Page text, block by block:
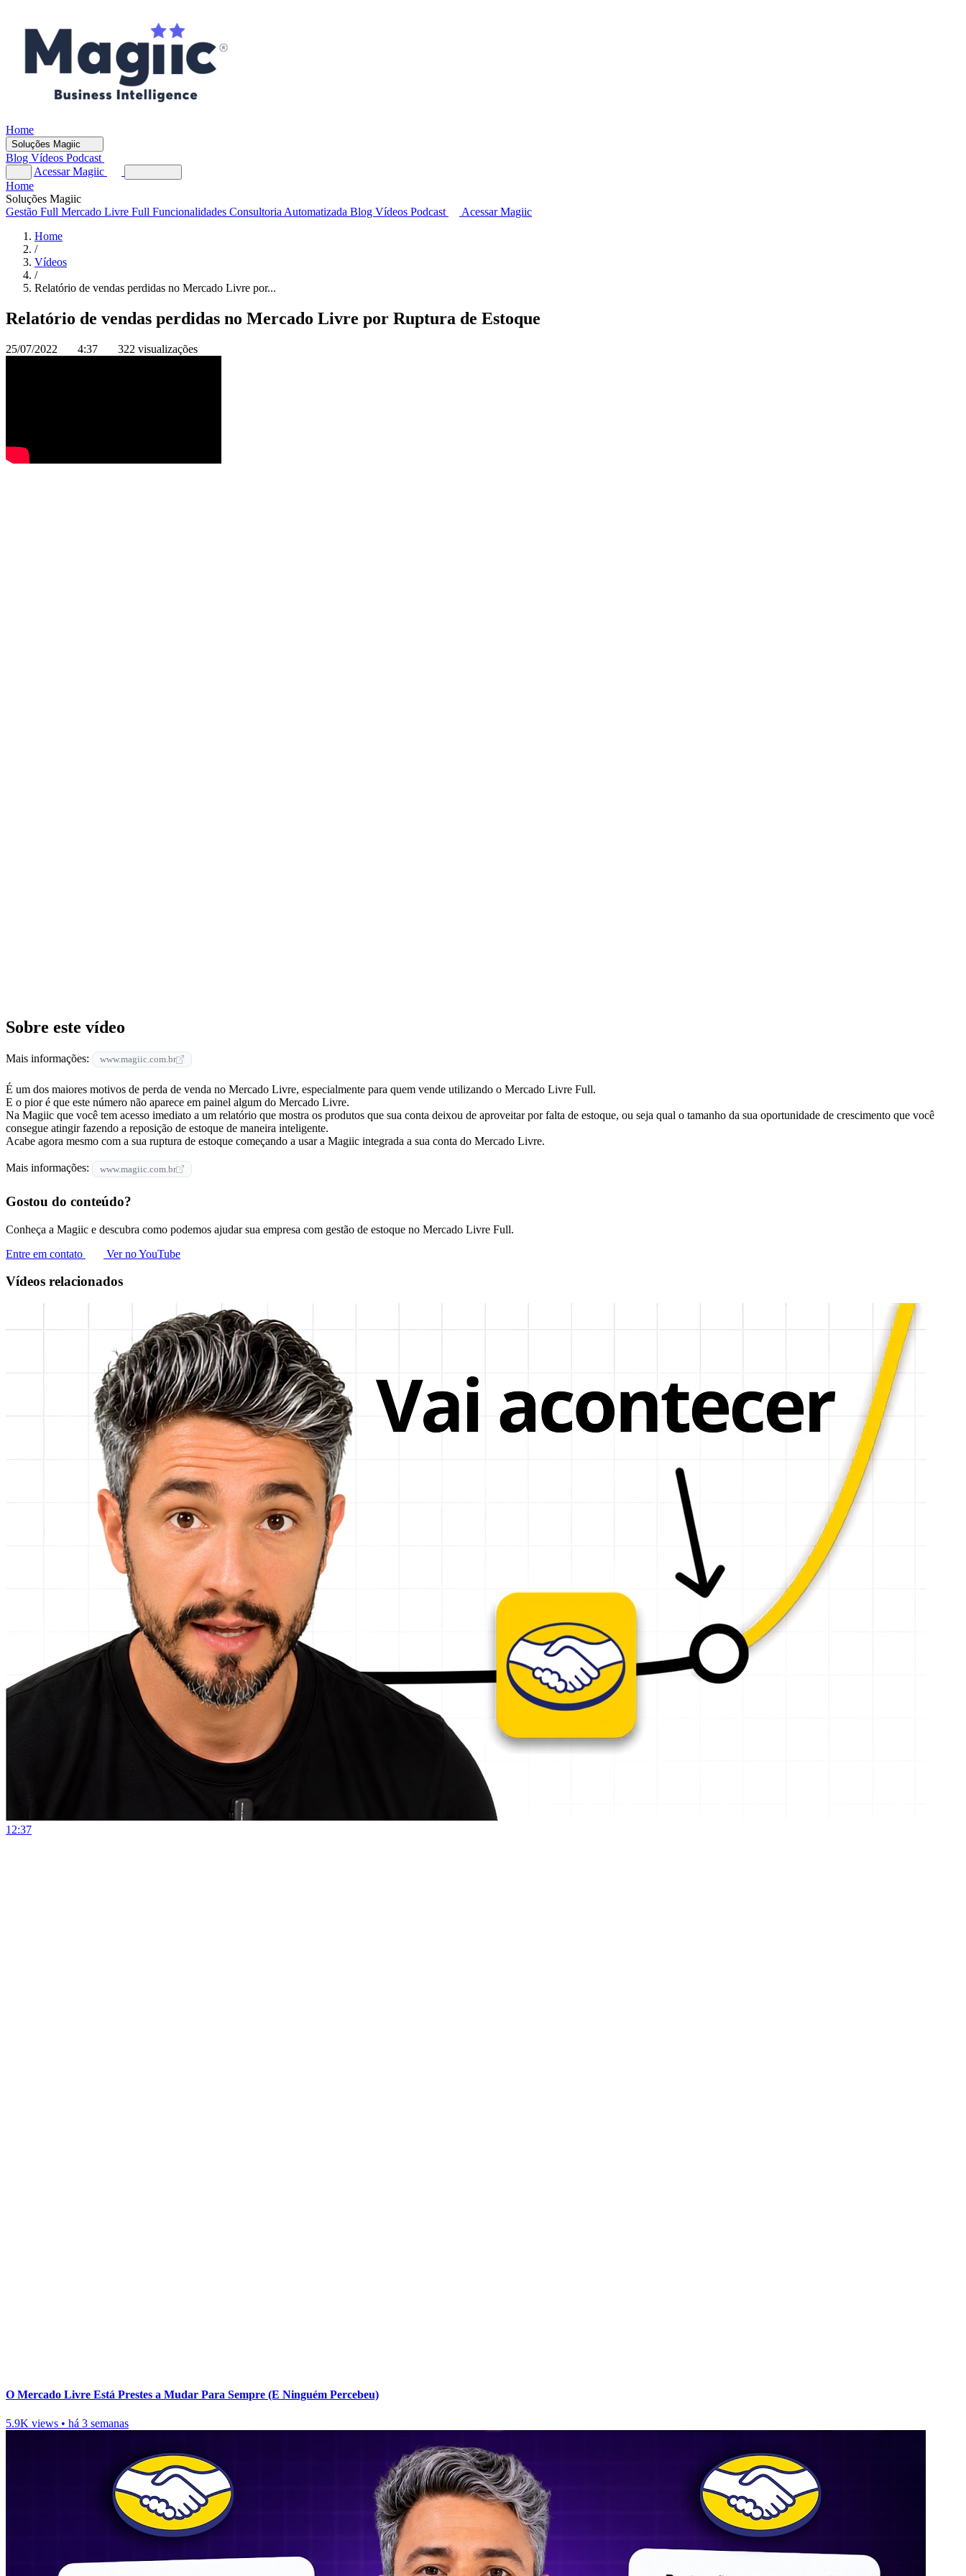
Home
Soluções Magiic
Blog Vídeos Podcast
Acessar Magiic
Home
Soluções Magiic
Gestão Full Mercado Livre Full Funcionalidades Consultoria Automatizada Blog Vídeos Podcast
Acessar Magiic
Home
/
Vídeos
/
Relatório de vendas perdidas no Mercado Livre por...
Relatório de vendas perdidas no Mercado Livre por Ruptura de Estoque
25/07/2022 4:37 322 visualizações
Sobre este vídeo
Mais informações: www.magiic.com.br
É um dos maiores motivos de perda de venda no Mercado Livre, especialmente para quem vende utilizando o Mercado Livre Full.
E o pior é que este número não aparece em painel algum do Mercado Livre.
Na Magiic que você tem acesso imediato a um relatório que mostra os produtos que sua conta deixou de aproveitar por falta de estoque, ou seja qual o tamanho da sua oportunidade de crescimento que você
consegue atingir fazendo a reposição de estoque de maneira inteligente.
Acabe agora mesmo com a sua ruptura de estoque começando a usar a Magiic integrada a sua conta do Mercado Livre.
Mais informações: www.magiic.com.br
Gostou do conteúdo?
Conheça a Magiic e descubra como podemos ajudar sua empresa com gestão de estoque no Mercado Livre Full.
Entre em contato
Ver no YouTube
Vídeos relacionados
12:37
O Mercado Livre Está Prestes a Mudar Para Sempre (E Ninguém Percebeu)
5.9K views • há 3 semanas